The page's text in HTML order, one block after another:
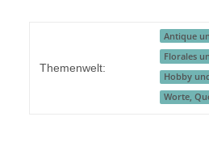
Themenwelt:
Antique
Florales
Hobby
Worte,